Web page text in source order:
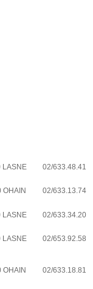
LASNE
02/633.48.41
OHAIN 02/633.13.74
LASNE
02/633.34.20
LASNE 02/653.92.58
OHAIN 02/633.18.81